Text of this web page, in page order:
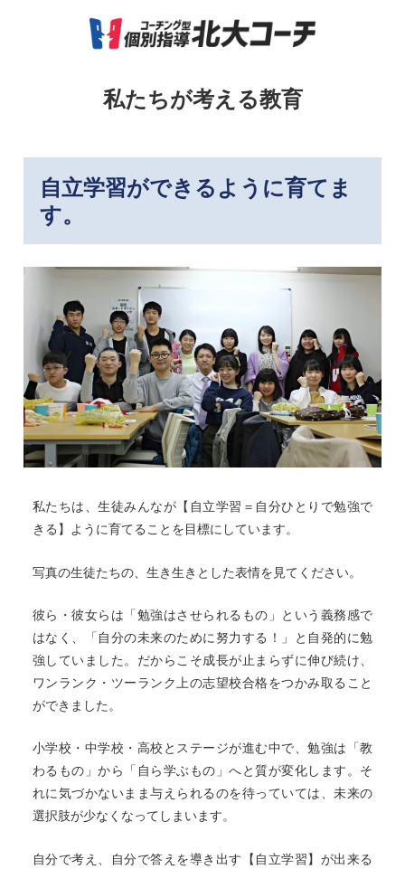
私たちが考える教育
自立学習ができるように育てま
す。​
私たちは、生徒みんなが【自立学習＝自分ひとりで勉強で
きる】ように育てることを目標にしています。
写真の生徒たちの、生き生きとした表情を見てください。
彼ら・彼女らは「勉強はさせられるもの」という義務感で
はなく、「自分の未来のために努力する！」と自発的に勉
強していました。だからこそ成長が止まらずに伸び続け、
ワンランク・ツーランク上の志望校合格をつかみ取ること
ができました。
小学校・中学校・高校とステージが進む中で、勉強は「教
わるもの」から「自ら学ぶもの」へと質が変化します。そ
れに気づかないまま与えられるのを待っていては、未来の
選択肢が少なくなってしまいます。
自分で考え、自分で答えを導き出す【自立学習】が出来る